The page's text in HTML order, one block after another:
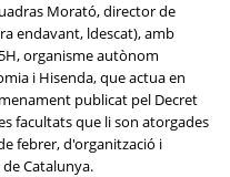
Morató, director de
endavant, ldescat), amb
organisme autònom
i Hisenda, que actua en
publicat pel Decret
facultats que li son atorgades
febrer, d'organització i
Catalunya.